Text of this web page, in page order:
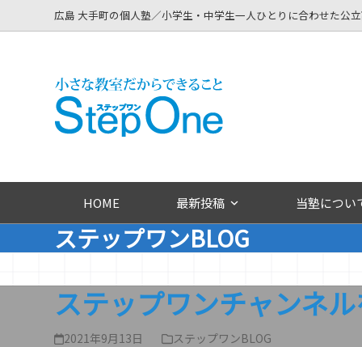
to
広島 大手町の個人塾／小学生・中学生一人ひとりに合わせた公
HOME 最新投稿 当塾につい
ステップワンBLOG
ステップワンチャンネ
2021年9月13日 ステップワンBLOG